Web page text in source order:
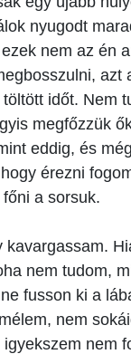
nyugodt
nem az én
azt
időt. Nem
megfőzzük
eddig, és
érezni
a sorsuk.
kavargassam.
nem tudom,
fusson ki a
nem
nem